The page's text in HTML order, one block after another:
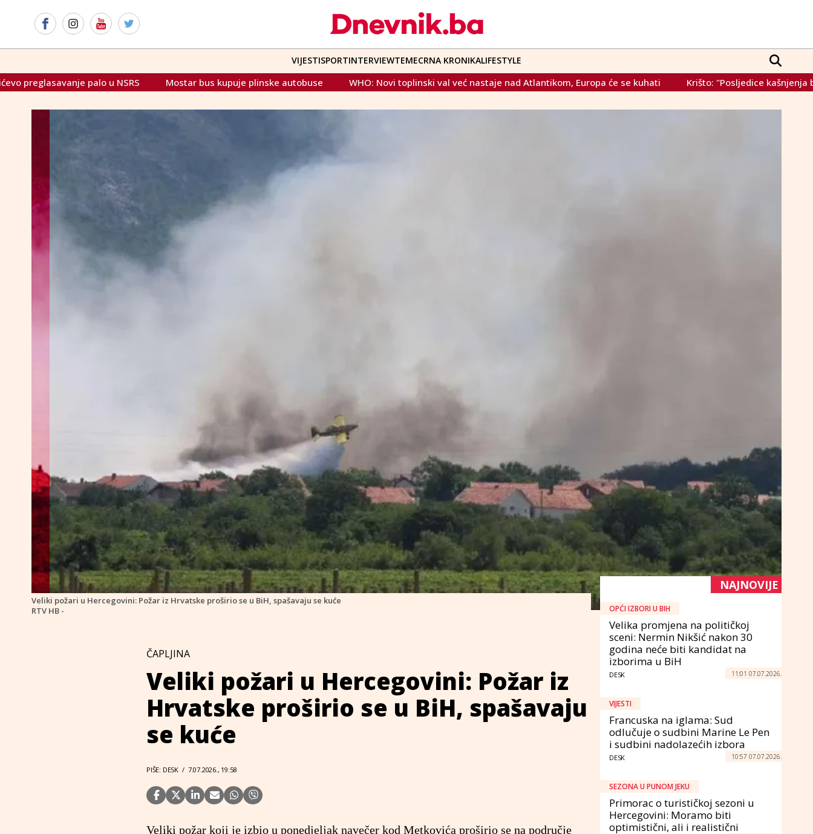
VIJESTISPORTINTERVIEWTEMECRNA KRONIKALIFESTYLE
palo u NSRS Mostar bus kupuje plinske autobuse WHO: Novi toplinski val već nastaje nad Atlantikom, Europa će se kuhati Krišto: "Posljedice kašnjenja budžeta su
Veliki požari u Hercegovini: Požar iz Hrvatske proširio se u BiH, spašavaju se kuće
RTV HB -
ČAPLJINA
Veliki požari u Hercegovini: Požar iz
Hrvatske proširio se u BiH, spašavaju
se kuće
PIŠE: DESK / 7.07.2026., 19:58
Veliki požar koji je izbio u ponedjeljak navečer kod Metkovića proširio se na područje
NAJNOVIJE
OPĆI IZBORI U BIH
Velika promjena na političkoj
sceni: Nermin Nikšić nakon 30
godina neće biti kandidat na
izborima u BiH
DESK 11:01 07.07.2026.
VIJESTI
Francuska na iglama: Sud
odlučuje o sudbini Marine Le Pen
i sudbini nadolazećih izbora
DESK 10:57 07.07.2026.
SEZONA U PUNOM JEKU
Primorac o turističkoj sezoni u
Hercegovini: Moramo biti
optimistični, ali i realistični